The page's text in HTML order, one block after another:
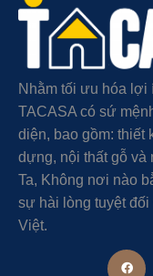
Nhằm tối ưu hóa lợi
TACASA có sứ
diện, bao gồm: thiết
dựng, nội thất gỗ và
Ta, Không nơi nào
sự hài lòng tuyệt
Việt.